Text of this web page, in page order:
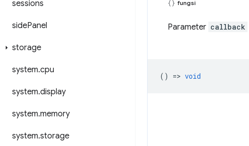
sessions
sidePanel
storage
system.cpu
system.display
system.memory
system.storage
fungsi
Parameter callback
() => void